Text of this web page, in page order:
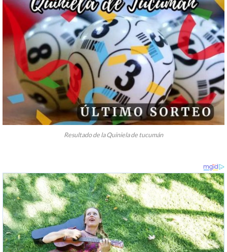
Resultado de la Quiniela de tucumán